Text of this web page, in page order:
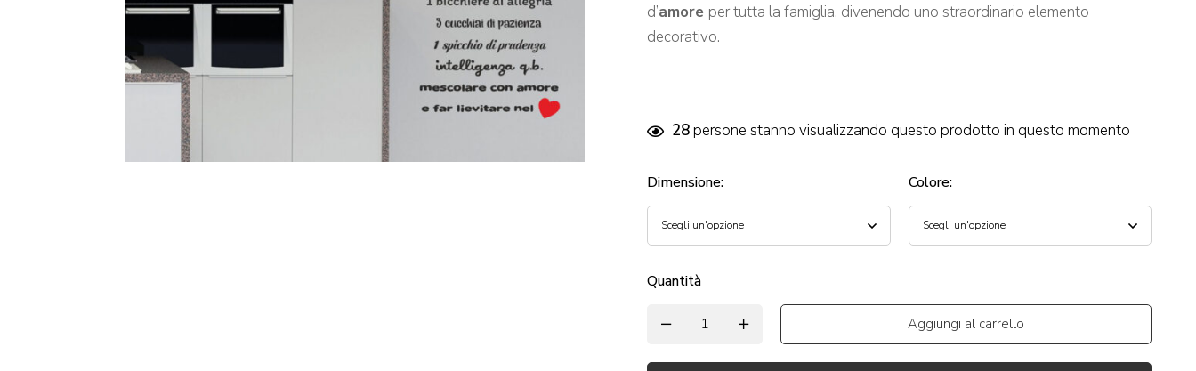
d’amore per tutta la famiglia, divenendo uno straordinario elemento
decorativo.
28persone stanno visualizzando questo prodotto in questo momento
Dimensione: Colore:
Quantità
Aggiungi al carrello